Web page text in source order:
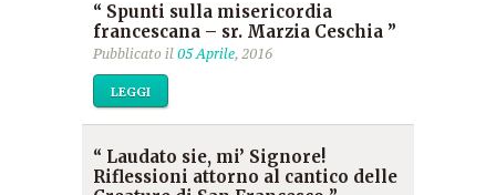
“ Spunti sulla misericordia
francescana – sr. Marzia Ceschia ”
Pubblicato il 05 Aprile, 2016
LEGGI
“ Laudato sie, mi’ Signore!
Riflessioni attorno al cantico delle